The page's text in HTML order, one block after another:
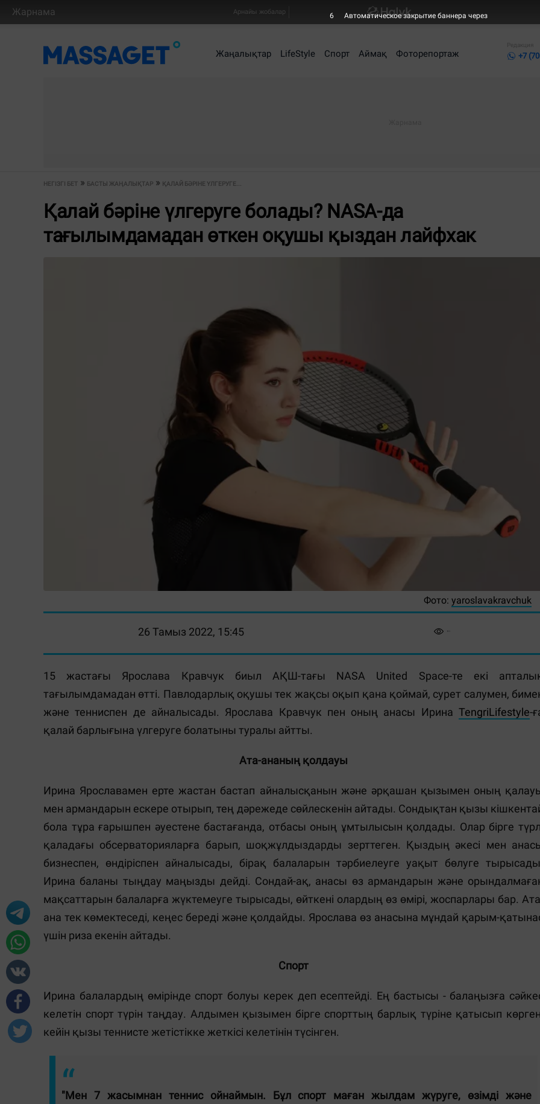
Жарнама Арнайы жобалар
Жаңалықтар LifeStyle Спорт Аймақ Фоторепортаж
Редакция
+7
НЕГІЗГІ БЕТ БАСТЫ ЖАҢАЛЫҚТАР ҚАЛАЙ БӘРІНЕ ҮЛГЕРУГЕ...
Қалай бәріне үлгеруге болады? NASA-да
тағылымдамадан өткен оқушы қыздан лайфхак
Фото: yaroslavakravchuk
26 Тамыз 2022, 15:45
15 жастағы Ярослава Кравчук биыл АҚШ-тағы NASA United Space-те екі
тағылымдамадан өтті. Павлодарлық оқушы тек жақсы оқып қана қоймай, сурет салумен,
және тенниспен де айналысады. Ярослава Кравчук пен оның анасы Ирина TengriLifestyle-
қалай барлығына үлгеруге болатыны туралы айтты.
Ата-ананың қолдауы
Ирина Ярославамен ерте жастан бастап айналысқанын және әрқашан қызымен оның
мен армандарын ескере отырып, тең дәрежеде сөйлескенін айтады. Сондықтан қызы
бола тұра ғарышпен әуеcтене бастағанда, отбасы оның ұмтылысын қолдады. Олар бірге
қаладағы обсерваторияларға барып, шоқжұлдыздарды зерттеген. Қыздың әкесі мен
бизнеспен, өндіріспен айналысады, бірақ балаларын тәрбиелеуге уақыт бөлуге
Ирина баланы тыңдау маңызды дейді. Сондай-ақ, анасы өз армандарын және
мақсаттарын балаларға жүктемеуге тырысады, өйткені олардың өз өмірі, жоспарлары бар.
ана тек көмектеседі, кеңес береді және қолдайды. Ярослава өз анасына мұндай қарым-
үшін риза екенін айтады.
Спорт
Ирина балалардың өмірінде спорт болуы керек деп есептейді. Ең бастысы - балаңызға
келетін спорт түрін таңдау. Алдымен қызымен бірге спорттың барлық түріне қатысып
кейін қызы теннисте жетістікке жеткісі келетінін түсінген.
"Мен 7 жасымнан теннис ойнаймын. Бұл спорт маған жылдам жүруге, өзімді және
4 Автоматическое закрытие баннера через